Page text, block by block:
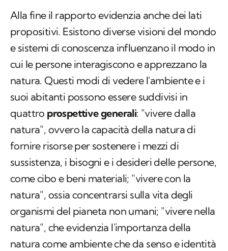
Alla fine il rapporto evidenzia anche dei lati
propositivi. Esistono diverse visioni del mondo
e sistemi di conoscenza influenzano il modo in
cui le persone interagiscono e apprezzano la
natura. Questi modi di vedere l'ambiente e i
suoi abitanti possono essere suddivisi in
quattro prospettive generali: "vivere dalla
natura", ovvero la capacità della natura di
fornire risorse per sostenere i mezzi di
sussistenza, i bisogni e i desideri delle persone,
come cibo e beni materiali; "vivere con la
natura", ossia concentrarsi sulla vita degli
organismi del pianeta non umani; "vivere nella
natura", che evidenzia l'importanza della
natura come ambiente che da senso e identità